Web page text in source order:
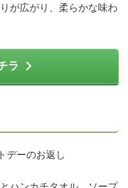
が広がり、柔らかな味わ
ラ